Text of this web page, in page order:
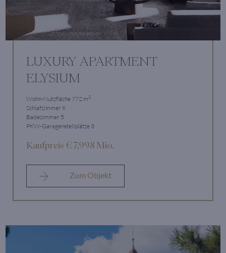
LUXURY APARTMENT
ELYSIUM
Wohn-Nutzfläche 772 m2
Schlafzimmer 6
Badezimmer 5
PKW-Garagenstellplätze 3
Kaufpreis € 7,998 Mio.
Zum Objekt